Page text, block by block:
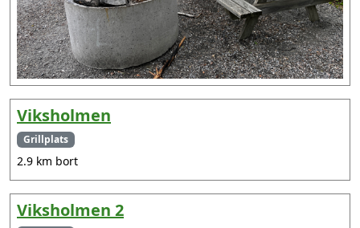
Viksholmen
Grillplats
2.9 km bort
Viksholmen 2